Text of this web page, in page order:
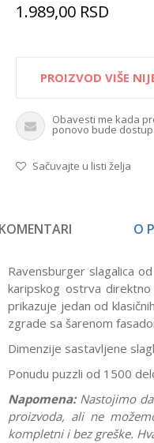
1.989,00 RSD
PROIZVOD VIŠE
Obavesti me kada
ponovo bude
Sačuvajte u listi želja
O
Ravensburger slagalica
karipskog ostrva
prikazuje jedan od
zgrade sa šarenom
Dimenzije sastavljene
Ponudu puzzli od 1500
Napomena: Nastojimo
proizvoda, ali ne
kompletni i bez greške.